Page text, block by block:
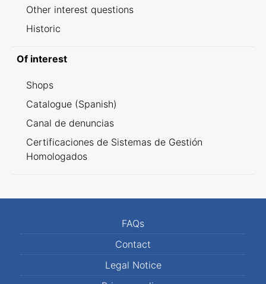
Other interest questions
Historic
Of interest
Shops
Catalogue (Spanish)
Canal de denuncias
Certificaciones de Sistemas de Gestión
Homologados
FAQs
Contact
Legal Notice